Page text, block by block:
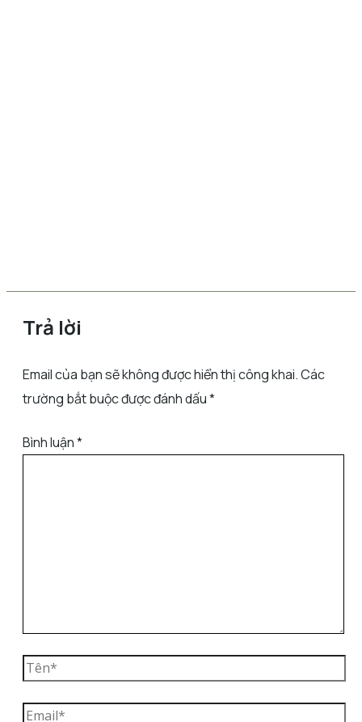
Trả lời
Email của bạn sẽ không được hiển thị công khai.Các
trường bắt buộc được đánh dấu*
Bình luận*